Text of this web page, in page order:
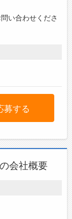
い合わせくださ
募する
会社概要